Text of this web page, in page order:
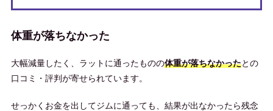
体重が落ちなかった
大幅減量したく、ラットに通ったものの体重が落ちなかったとの
口コミ・評判が寄せられています。
せっかくお金を出してジムに通っても、結果が出なかったら残念